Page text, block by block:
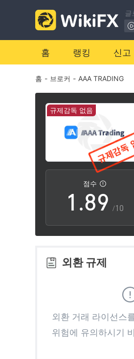
글
홈 랭킹 신고
홈 - 브로커 - AAA TRADING
규제감독 없음
점수
0
1
2
3
5
6
.
2
3
4
5
6
7
8
9
3
4
5
7
8
9 /10
외환 규제
외환 거래 라이선스
위험에 유의하시기